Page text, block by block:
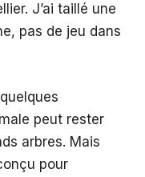
J’ai taillé une
pas de jeu dans
peut rester
arbres. Mais
pour